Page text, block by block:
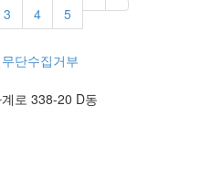
3 4 5
단수집거부
로 338-20 D동